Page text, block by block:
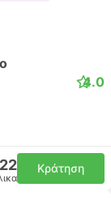
4.0
Κράτηση